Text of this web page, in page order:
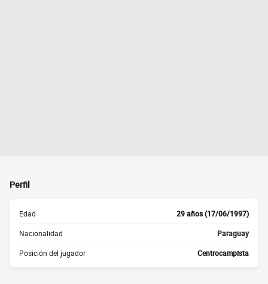
Perfil
Edad 29 años (17/06/1997)
Nacionalidad Paraguay
Posición del jugador Centrocampista